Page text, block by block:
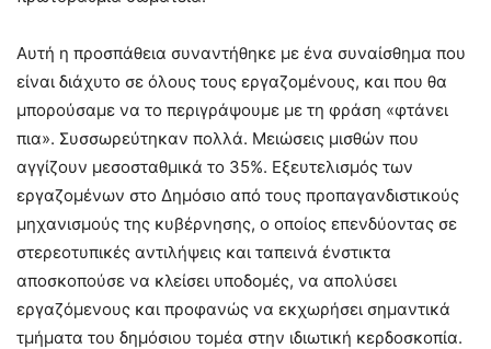
Αυτή η προσπάθεια συναντήθηκε με ένα συναίσθημα που
είναι διάχυτο σε όλους τους εργαζομένους, και που θα
μπορούσαμε να το περιγράψουμε με τη φράση «φτάνει
πια». Συσσωρεύτηκαν πολλά. Μειώσεις μισθών που
αγγίζουν μεσοσταθμικά το 35%. Εξευτελισμός των
εργαζομένων στο Δημόσιο από τους προπαγανδιστικούς
μηχανισμούς της κυβέρνησης, ο οποίος επενδύοντας σε
στερεοτυπικές αντιλήψεις και ταπεινά ένστικτα
αποσκοπούσε να κλείσει υποδομές, να απολύσει
εργαζόμενους και προφανώς να εκχωρήσει σημαντικά
τμήματα του δημόσιου τομέα στην ιδιωτική κερδοσκοπία.